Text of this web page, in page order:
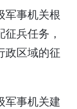
军事机关根
兵任务，
政区域的征
军事机关建